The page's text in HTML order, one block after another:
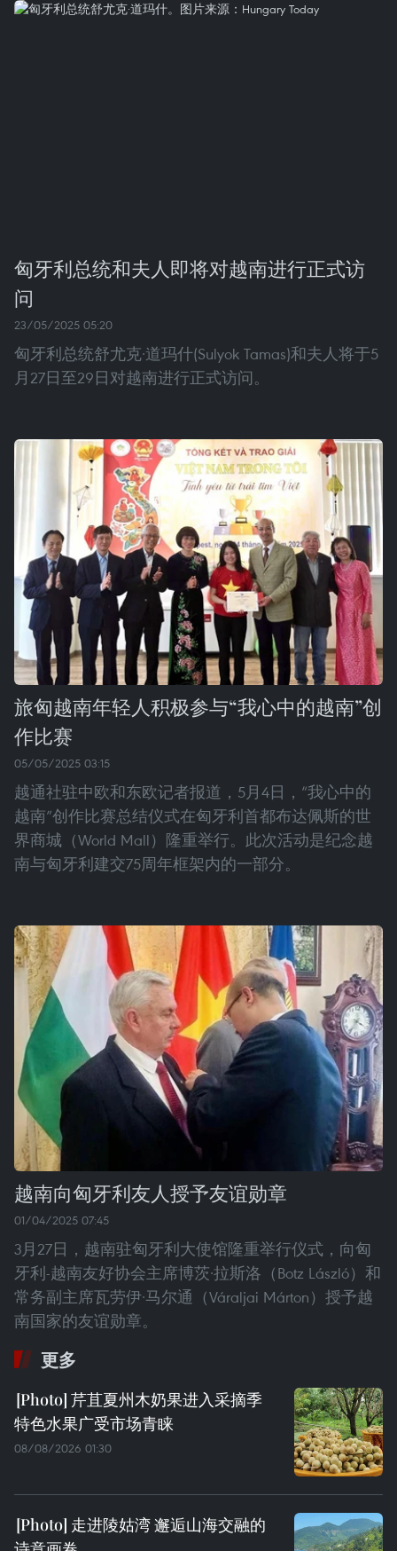
匈牙利总统和夫人即将对越南进行正式访
问
23/05/2025 05:20
匈牙利总统舒尤克·道玛什(Sulyok Tamas)和夫人将于5
月27日至29日对越南进行正式访问。
旅匈越南年轻人积极参与“我心中的越南”创
作比赛
05/05/2025 03:15
越通社驻中欧和东欧记者报道，5月4日，“我心中的
越南”创作比赛总结仪式在匈牙利首都布达佩斯的世
界商城（World Mall）隆重举行。此次活动是纪念越
南与匈牙利建交75周年框架内的一部分。
越南向匈牙利友人授予友谊勋章
01/04/2025 07:45
3月27日，越南驻匈牙利大使馆隆重举行仪式，向匈
牙利-越南友好协会主席博茨·拉斯洛（Botz László）和
常务副主席瓦劳伊·马尔通（Váraljai Márton）授予越
南国家的友谊勋章。
更多
芹苴夏州木奶果进入采摘季
特色水果广受市场青睐
08/08/2026 01:30
走进陵姑湾 邂逅山海交融的